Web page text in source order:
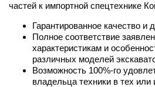
частей к импортной спецтехнике
Гарантированное качество и
Полное соответствие
характеристикам и
различных моделей
Возможность 100%-го
владельца техники в тех или